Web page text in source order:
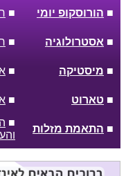
■ הורוסקופ יומי ■
■ אסטרולוגיה ■
■ מיסטיקה ■
■ טארוט ■
■ התאמת מזלות
■